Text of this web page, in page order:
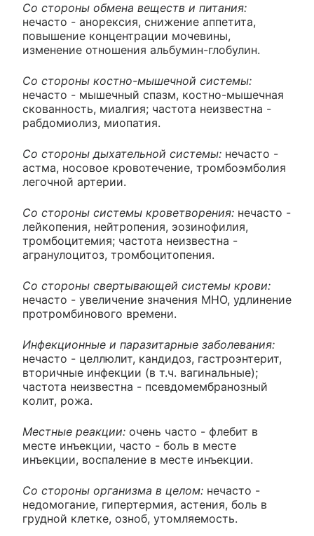
Со стороны обмена веществ и питания:
нечасто - анорексия, снижение аппетита,
повышение концентрации мочевины,
изменение отношения альбумин-глобулин.
Со стороны костно-мышечной системы:
нечасто - мышечный спазм, костно-мышечная
скованность, миалгия; частота неизвестна -
рабдомиолиз, миопатия.
Со стороны дыхательной системы: нечасто -
астма, носовое кровотечение, тромбоэмболия
легочной артерии.
Со стороны системы кроветворения: нечасто -
лейкопения, нейтропения, эозинофилия,
тромбоцитемия; частота неизвестна -
агранулоцитоз, тромбоцитопения.
Со стороны свертывающей системы крови:
нечасто - увеличение значения MHO, удлинение
протромбинового времени.
Инфекционные и паразитарные заболевания:
нечасто - целлюлит, кандидоз, гастроэнтерит,
вторичные инфекции (в т.ч. вагинальные);
частота неизвестна - псевдомембранозный
колит, рожа.
Местные реакции: очень часто - флебит в
месте инъекции, часто - боль в месте
инъекции, воспаление в месте инъекции.
Со стороны организма в целом: нечасто -
недомогание, гипертермия, астения, боль в
грудной клетке, озноб, утомляемость.